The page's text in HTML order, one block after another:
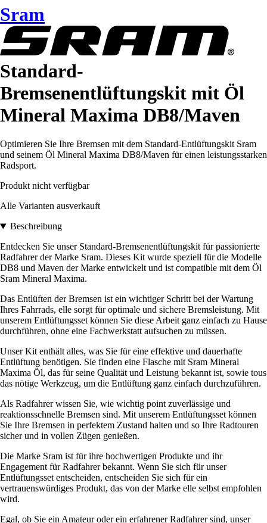
Sram
Standard-
Bremsenentlüftungskit mit Öl
Mineral Maxima DB8/Maven
Optimieren Sie Ihre Bremsen mit dem Standard-Entlüftungskit Sram
und seinem Öl Mineral Maxima DB8/Maven für einen leistungsstarken
Radsport.
Produkt nicht verfügbar
Alle Varianten ausverkauft
Beschreibung
Entdecken Sie unser Standard-Bremsenentlüftungskit für passionierte
Radfahrer der Marke Sram. Dieses Kit wurde speziell für die Modelle
DB8 und Maven der Marke entwickelt und ist compatible mit dem Öl
Sram Mineral Maxima.
Das Entlüften der Bremsen ist ein wichtiger Schritt bei der Wartung
Ihres Fahrrads, elle sorgt für optimale und sichere Bremsleistung. Mit
unserem Entlüftungsset können Sie diese Arbeit ganz einfach zu Hause
durchführen, ohne eine Fachwerkstatt aufsuchen zu müssen.
Unser Kit enthält alles, was Sie für eine effektive und dauerhafte
Entlüftung benötigen. Sie finden eine Flasche mit Sram Mineral
Maxima Öl, das für seine Qualität und Leistung bekannt ist, sowie tous
das nötige Werkzeug, um die Entlüftung ganz einfach durchzuführen.
Als Radfahrer wissen Sie, wie wichtig point zuverlässige und
reaktionsschnelle Bremsen sind. Mit unserem Entlüftungsset können
Sie Ihre Bremsen in perfektem Zustand halten und so Ihre Radtouren
sicher und in vollen Zügen genießen.
Die Marke Sram ist für ihre hochwertigen Produkte und ihr
Engagement für Radfahrer bekannt. Wenn Sie sich für unser
Entlüftungsset entscheiden, entscheiden Sie sich für ein
vertrauenswürdiges Produkt, das von der Marke elle selbst empfohlen
wird.
Egal, ob Sie ein Amateur oder ein erfahrener Radfahrer sind, unser